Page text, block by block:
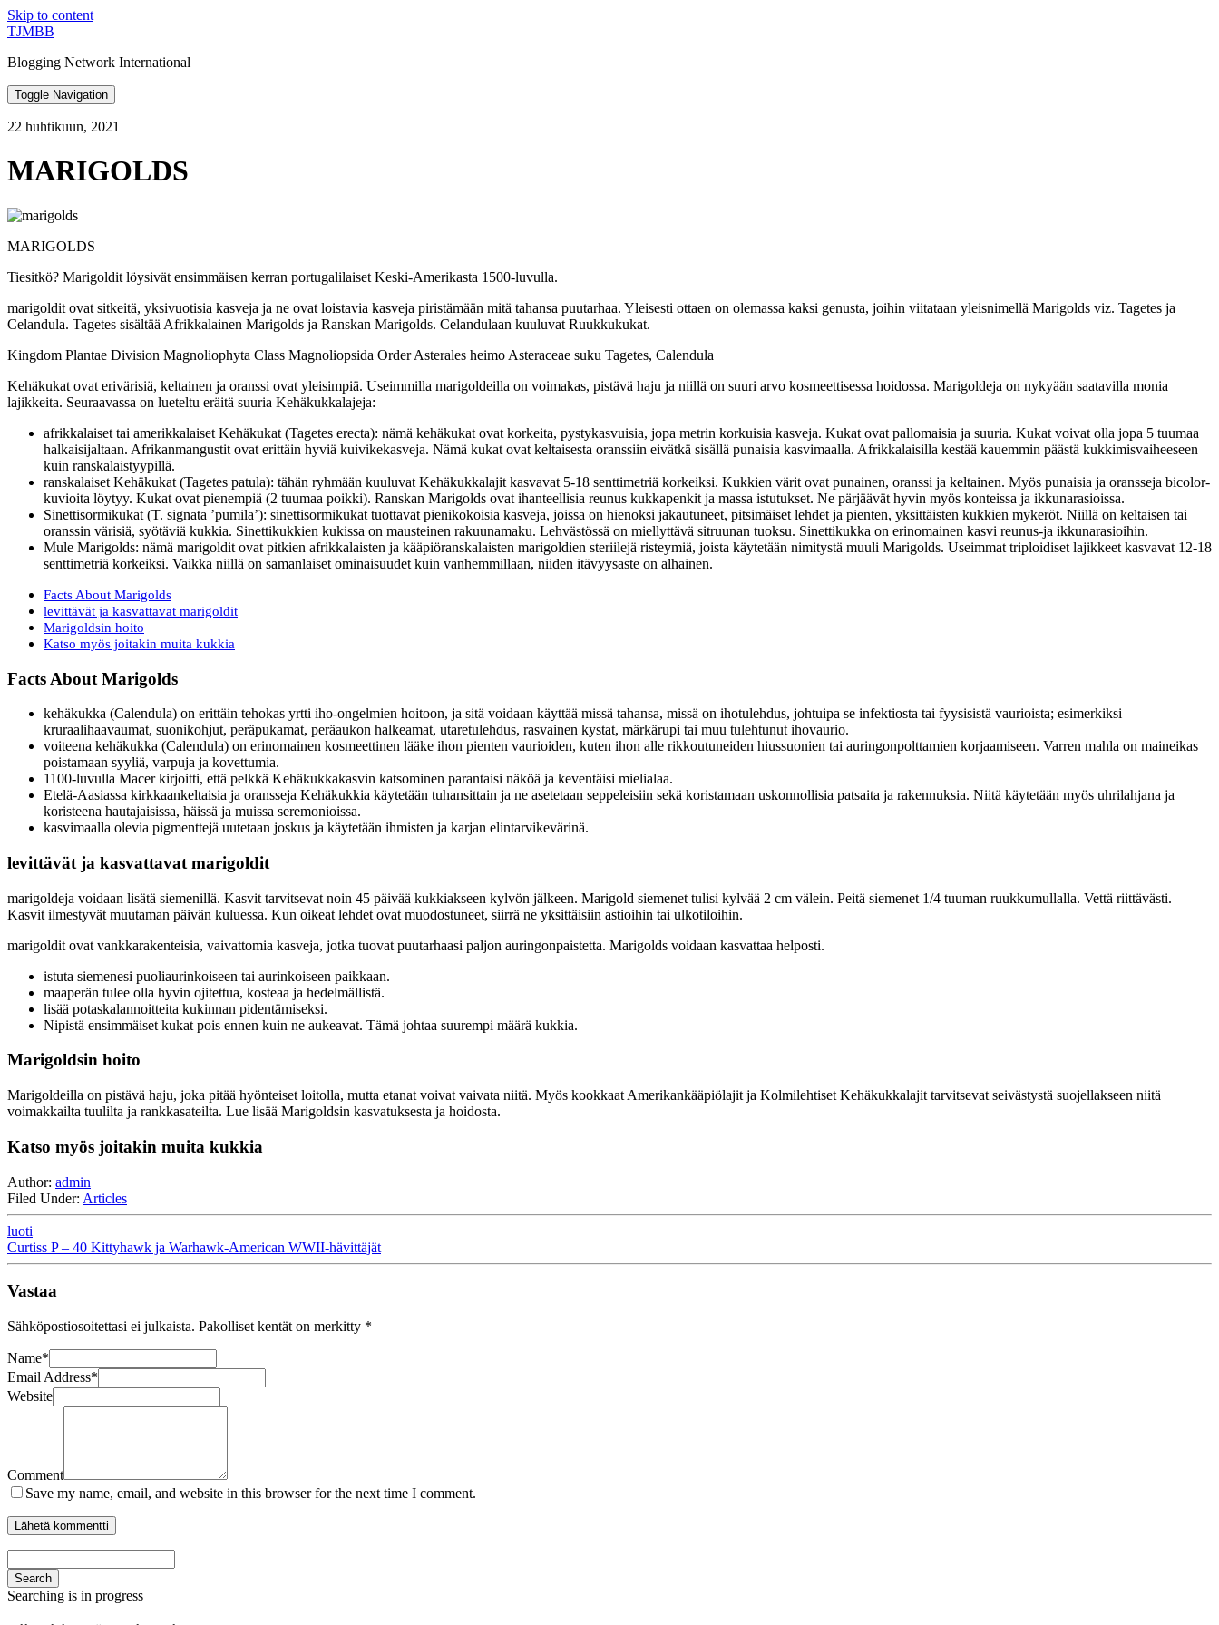
Skip to content
TJMBB
Blogging Network International
Toggle Navigation
22 huhtikuun, 2021
MARIGOLDS
MARIGOLDS
Tiesitkö? Marigoldit löysivät ensimmäisen kerran portugalilaiset Keski-Amerikasta 1500-luvulla.
marigoldit ovat sitkeitä, yksivuotisia kasveja ja ne ovat loistavia kasveja piristämään mitä tahansa puutarhaa. Yleisesti ottaen on olemassa kaksi genusta, joihin viitataan yleisnimellä Marigolds viz. Tagetes ja
Celandula. Tagetes sisältää Afrikkalainen Marigolds ja Ranskan Marigolds. Celandulaan kuuluvat Ruukkukukat.
Kingdom Plantae Division Magnoliophyta Class Magnoliopsida Order Asterales heimo Asteraceae suku Tagetes, Calendula
Kehäkukat ovat erivärisiä, keltainen ja oranssi ovat yleisimpiä. Useimmilla marigoldeilla on voimakas, pistävä haju ja niillä on suuri arvo kosmeettisessa hoidossa. Marigoldeja on nykyään saatavilla monia
lajikkeita. Seuraavassa on lueteltu eräitä suuria Kehäkukkalajeja:
afrikkalaiset tai amerikkalaiset Kehäkukat (Tagetes erecta): nämä kehäkukat ovat korkeita, pystykasvuisia, jopa metrin korkuisia kasveja. Kukat ovat pallomaisia ja suuria. Kukat voivat olla jopa 5 tuumaa
halkaisijaltaan. Afrikanmangustit ovat erittäin hyviä kuivikekasveja. Nämä kukat ovat keltaisesta oranssiin eivätkä sisällä punaisia kasvimaalla. Afrikkalaisilla kestää kauemmin päästä kukkimisvaiheeseen
kuin ranskalaistyypillä.
ranskalaiset Kehäkukat (Tagetes patula): tähän ryhmään kuuluvat Kehäkukkalajit kasvavat 5-18 senttimetriä korkeiksi. Kukkien värit ovat punainen, oranssi ja keltainen. Myös punaisia ja oransseja bicolor-
kuvioita löytyy. Kukat ovat pienempiä (2 tuumaa poikki). Ranskan Marigolds ovat ihanteellisia reunus kukkapenkit ja massa istutukset. Ne pärjäävät hyvin myös konteissa ja ikkunarasioissa.
Sinettisormikukat (T. signata ’pumila’): sinettisormikukat tuottavat pienikokoisia kasveja, joissa on hienoksi jakautuneet, pitsimäiset lehdet ja pienten, yksittäisten kukkien mykeröt. Niillä on keltaisen tai
oranssin värisiä, syötäviä kukkia. Sinettikukkien kukissa on mausteinen rakuunamaku. Lehvästössä on miellyttävä sitruunan tuoksu. Sinettikukka on erinomainen kasvi reunus-ja ikkunarasioihin.
Mule Marigolds: nämä marigoldit ovat pitkien afrikkalaisten ja kääpiöranskalaisten marigoldien steriilejä risteymiä, joista käytetään nimitystä muuli Marigolds. Useimmat triploidiset lajikkeet kasvavat 12-18
senttimetriä korkeiksi. Vaikka niillä on samanlaiset ominaisuudet kuin vanhemmillaan, niiden itävyysaste on alhainen.
Facts About Marigolds
levittävät ja kasvattavat marigoldit
Marigoldsin hoito
Katso myös joitakin muita kukkia
Facts About Marigolds
kehäkukka (Calendula) on erittäin tehokas yrtti iho-ongelmien hoitoon, ja sitä voidaan käyttää missä tahansa, missä on ihotulehdus, johtuipa se infektiosta tai fyysisistä vaurioista; esimerkiksi
kruraalihaavaumat, suonikohjut, peräpukamat, peräaukon halkeamat, utaretulehdus, rasvainen kystat, märkärupi tai muu tulehtunut ihovaurio.
voiteena kehäkukka (Calendula) on erinomainen kosmeettinen lääke ihon pienten vaurioiden, kuten ihon alle rikkoutuneiden hiussuonien tai auringonpolttamien korjaamiseen. Varren mahla on maineikas
poistamaan syyliä, varpuja ja kovettumia.
1100-luvulla Macer kirjoitti, että pelkkä Kehäkukkakasvin katsominen parantaisi näköä ja keventäisi mielialaa.
Etelä-Aasiassa kirkkaankeltaisia ja oransseja Kehäkukkia käytetään tuhansittain ja ne asetetaan seppeleisiin sekä koristamaan uskonnollisia patsaita ja rakennuksia. Niitä käytetään myös uhrilahjana ja
koristeena hautajaisissa, häissä ja muissa seremonioissa.
kasvimaalla olevia pigmenttejä uutetaan joskus ja käytetään ihmisten ja karjan elintarvikevärinä.
levittävät ja kasvattavat marigoldit
marigoldeja voidaan lisätä siemenillä. Kasvit tarvitsevat noin 45 päivää kukkiakseen kylvön jälkeen. Marigold siemenet tulisi kylvää 2 cm välein. Peitä siemenet 1/4 tuuman ruukkumullalla. Vettä riittävästi.
Kasvit ilmestyvät muutaman päivän kuluessa. Kun oikeat lehdet ovat muodostuneet, siirrä ne yksittäisiin astioihin tai ulkotiloihin.
marigoldit ovat vankkarakenteisia, vaivattomia kasveja, jotka tuovat puutarhaasi paljon auringonpaistetta. Marigolds voidaan kasvattaa helposti.
istuta siemenesi puoliaurinkoiseen tai aurinkoiseen paikkaan.
maaperän tulee olla hyvin ojitettua, kosteaa ja hedelmällistä.
lisää potaskalannoitteita kukinnan pidentämiseksi.
Nipistä ensimmäiset kukat pois ennen kuin ne aukeavat. Tämä johtaa suurempi määrä kukkia.
Marigoldsin hoito
Marigoldeilla on pistävä haju, joka pitää hyönteiset loitolla, mutta etanat voivat vaivata niitä. Myös kookkaat Amerikankääpiölajit ja Kolmilehtiset Kehäkukkalajit tarvitsevat seivästystä suojellakseen niitä
voimakkailta tuulilta ja rankkasateilta. Lue lisää Marigoldsin kasvatuksesta ja hoidosta.
Katso myös joitakin muita kukkia
Author: admin
Filed Under: Articles
luoti
Curtiss P – 40 Kittyhawk ja Warhawk-American WWII-hävittäjät
Vastaa
Sähköpostiosoitettasi ei julkaista. Pakolliset kentät on merkitty *
Name*
Email Address*
Website
Comment
Save my name, email, and website in this browser for the next time I comment.
Search
Searching is in progress